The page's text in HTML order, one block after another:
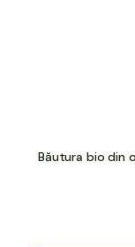
Băutura bio din